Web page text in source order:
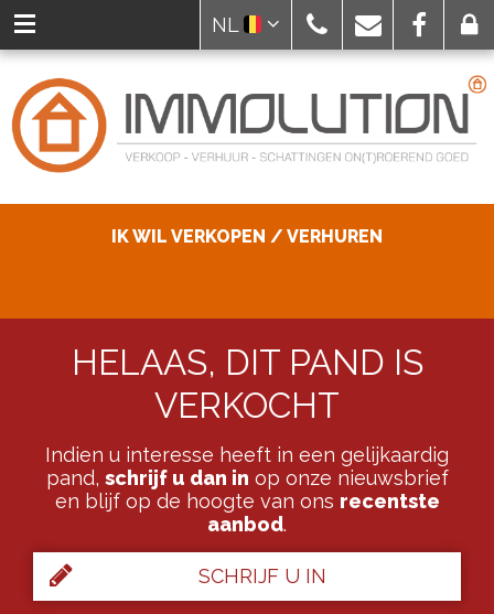
NL
IK WIL VERKOPEN / VERHUREN
HELAAS, DIT PAND IS
VERKOCHT
Indien u interesse heeft in een gelijkaardig
pand, schrijf u dan in op onze nieuwsbrief
en blijf op de hoogte van ons recentste
aanbod.
SCHRIJF U IN